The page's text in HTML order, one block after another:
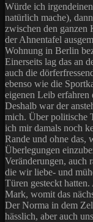
Würde ich
natürlich mache),
zwischen den ganzen
der Ahnentafel
Wohnung in Berlin
Einerseits lag das an
auch die
ebenso wie die
eigenen Leib erfahren
Deshalb war der
mich. Über politische
ich mir damals noch
Rande und ohne das,
Überlegungen
Veränderungen,
die wir liebe- und
Türen gesteckt
Mark, womit das
Der Norma in dem
hässlich, aber auch